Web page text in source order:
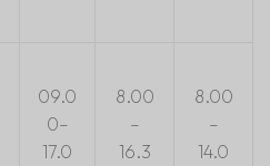
09.0
0–
17.0
8.00
–
16.3
8.00
–
14.0